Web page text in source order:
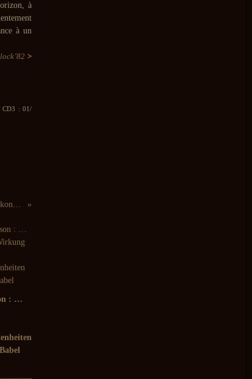
à
à un
>
CD3 : 01/
Bruno Duplant, Paulo Chagas, Lee Noyes : As Birds (re:konstrukt, 2011)
: …